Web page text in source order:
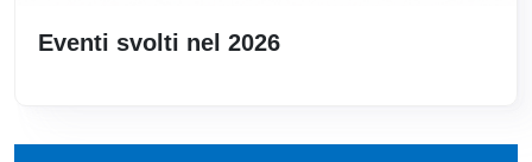
Eventi svolti nel 2026